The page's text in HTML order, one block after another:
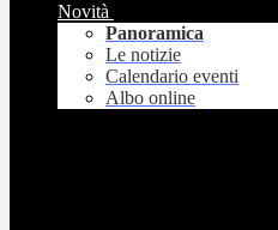
Novità
Panoramica
Le notizie
Calendario eventi
Albo online